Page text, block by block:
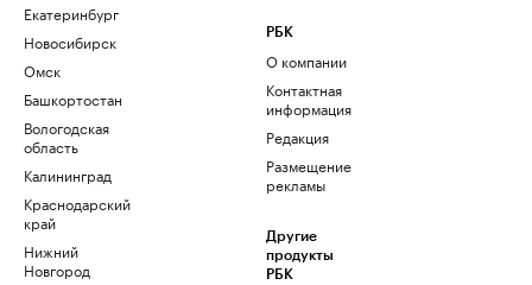
Екатеринбург
Новосибирск
Омск
Башкортостан
Вологодская
область
Калининград
Краснодарский
край
Нижний
Новгород
РБК
О компании
Контактная
информация
Редакция
Размещение
рекламы
Другие
продукты
РБК